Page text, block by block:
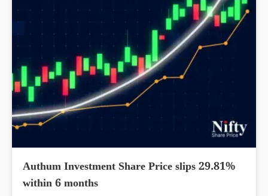
Authum Investment Share Price slips 29.81%
within 6 months